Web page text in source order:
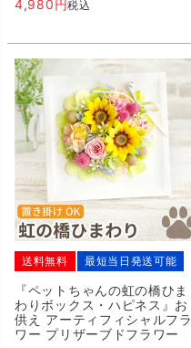
4,980 税込
送料無料 最短当日発送可能
『ペットちゃんの虹の橋ひま
わりボックス・ハピネス』お
供え アーティフィシャルフラ
ワー プリザーブドフラワー